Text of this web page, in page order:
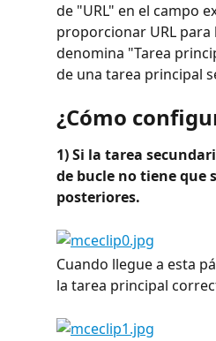
de "URL" en el campo
proporcionar URL para
denomina "Tarea
de una tarea principal
¿Cómo
1) Si la tarea
de bucle no tiene que
posteriores.
Cuando llegue a esta
la tarea principal